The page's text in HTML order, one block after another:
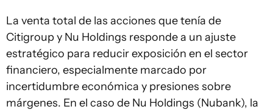
La venta total de las acciones que tenía de
Citigroup y Nu Holdings responde a un ajuste
estratégico para reducir exposición en el sector
financiero, especialmente marcado por
incertidumbre económica y presiones sobre
márgenes. En el caso de Nu Holdings (Nubank), la